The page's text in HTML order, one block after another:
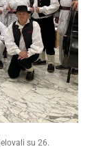
su 26.